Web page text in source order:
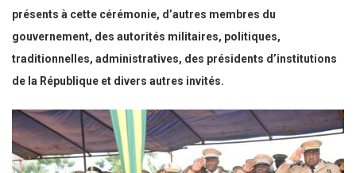
présents à cette cérémonie, d’autres membres du
gouvernement, des autorités militaires, politiques,
traditionnelles, administratives, des présidents d’institutions
de la République et divers autres invités.